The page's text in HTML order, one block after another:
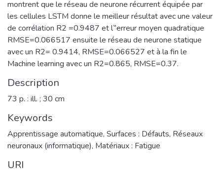
montrent que le réseau de neurone récurrent équipée par
les cellules LSTM donne le meilleur résultat avec une valeur
de corrélation R2 =0.9487 et l‟erreur moyen quadratique
RMSE=0.066517 ensuite le réseau de neurone statique
avec un R2= 0.9414, RMSE=0.066527 et à la fin le
Machine learning avec un R2=0.865, RMSE=0.37.
Description
73 p. : ill. ; 30 cm
Keywords
Apprentissage automatique, Surfaces : Défauts, Réseaux
neuronaux (informatique), Matériaux : Fatigue
URI